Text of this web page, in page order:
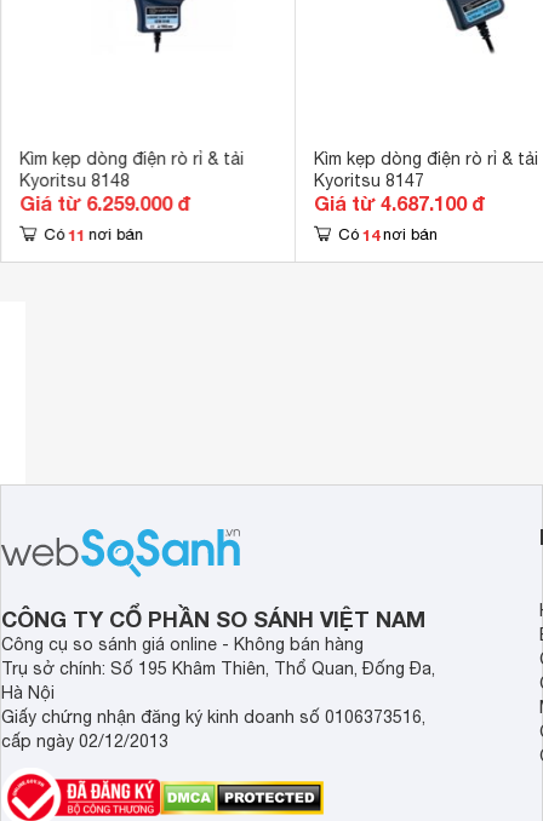
trong vòng 5 giây.
Kìm kẹp dòng điện rò rỉ & tải
Kyoritsu 8148
Giá từ 6.259.000 đ
Có 11 nơi bán
Kìm kẹp dòng điện rò rỉ & tải
Kyoritsu 8147
Giá từ 4.687.100 đ
Có 14 nơi bán
CÔNG TY CỔ PHẦN SO SÁNH VIỆT NAM
Công cụ so sánh giá online - Không bán hàng
Trụ sở chính: Số 195 Khâm Thiên, Thổ Quan, Đống Đa,
Hà Nội
Giấy chứng nhận đăng ký kinh doanh số 0106373516,
cấp ngày 02/12/2013